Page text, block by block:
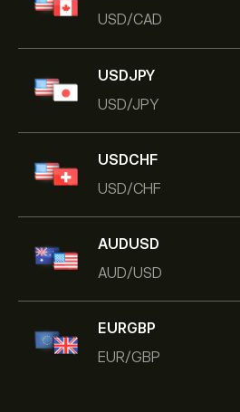
USD/CAD
USDJPY
USD/JPY
USDCHF
USD/CHF
AUDUSD
AUD/USD
EURGBP
EUR/GBP